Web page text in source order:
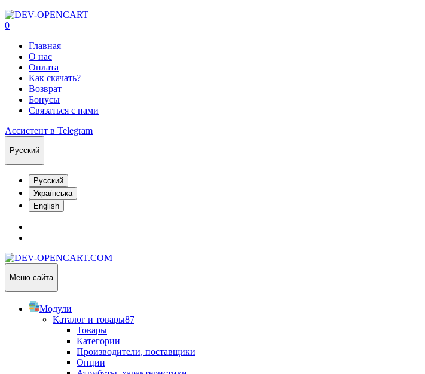
0
Главная
О нас
Оплата
Как скачать?
Возврат
Бонусы
Связаться с нами
Ассистент в Telegram
Русский
Русский
Українська
English
Меню сайта
Модули
Каталог и товары87
Товары
Категории
Производители, поставщики
Опции